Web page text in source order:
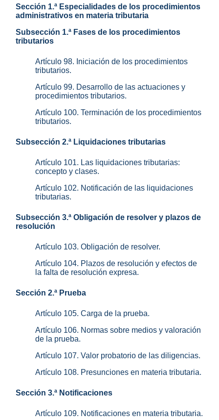
Sección 1.ª Especialidades de los procedimientos
administrativos en materia tributaria
Subsección 1.ª Fases de los procedimientos
tributarios
Artículo 98. Iniciación de los procedimientos
tributarios.
Artículo 99. Desarrollo de las actuaciones y
procedimientos tributarios.
Artículo 100. Terminación de los procedimientos
tributarios.
Subsección 2.ª Liquidaciones tributarias
Artículo 101. Las liquidaciones tributarias:
concepto y clases.
Artículo 102. Notificación de las liquidaciones
tributarias.
Subsección 3.ª Obligación de resolver y plazos de
resolución
Artículo 103. Obligación de resolver.
Artículo 104. Plazos de resolución y efectos de
la falta de resolución expresa.
Sección 2.ª Prueba
Artículo 105. Carga de la prueba.
Artículo 106. Normas sobre medios y valoración
de la prueba.
Artículo 107. Valor probatorio de las diligencias.
Artículo 108. Presunciones en materia tributaria.
Sección 3.ª Notificaciones
Artículo 109. Notificaciones en materia tributaria.